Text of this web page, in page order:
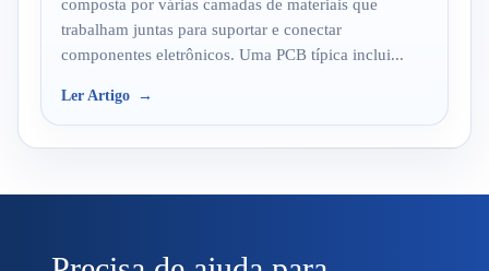
composta por várias camadas de materiais que
trabalham juntas para suportar e conectar
componentes eletrônicos. Uma PCB típica inclui...
Ler Artigo